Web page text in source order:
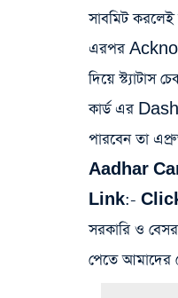
সাবমিট
এরপর
দিয়ে স্ট্যাটাস
কার্ড এর
পারবেন তা
Aadhar
Link:-
সরকারি ও
পেতে আমাদের